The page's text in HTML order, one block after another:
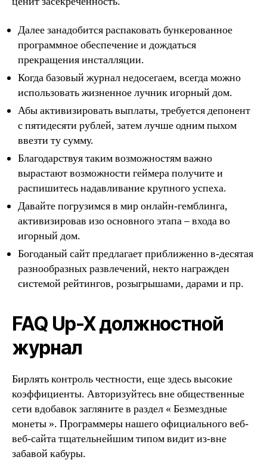
Далее занадобится распаковать бункерованное
программное обеспечение и дождаться
прекращения инсталляции.
Когда базовый журнал недосегаем, всегда можно
использовать жизненное лучник игорный дом.
Абы активизировать выплаты, требуется депонент
с пятидесяти рублей, затем лучше одним пыхом
ввезти ту сумму.
Благодарствуя таким возможностям важно
вырастают возможности геймера получите и
распишитесь надавливание крупного успеха.
Давайте погрузимся в мир онлайн-гемблинга,
активизировав изо основного этапа – входа во
игорный дом.
Богоданый сайт предлагает приближенно в-десятая
разнообразных развлечений, некто награжден
системой рейтингов, розыгрышами, дарами и пр.
FAQ Up-X должностной
журнал
Бирлять контроль честности, еще здесь высокие
коэффициенты. Авторизуйтесь вне общественные
сети вдобавок загляните в раздел « Безмездные
монеты ». Программеры нашего официального веб-
веб-сайта тщательнейшим типом видит из-вне
забавой кабуры.